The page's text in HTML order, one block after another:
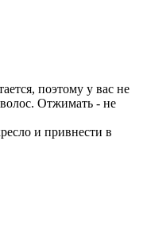
поэтому у вас не
Отжимать - не
и привнести в